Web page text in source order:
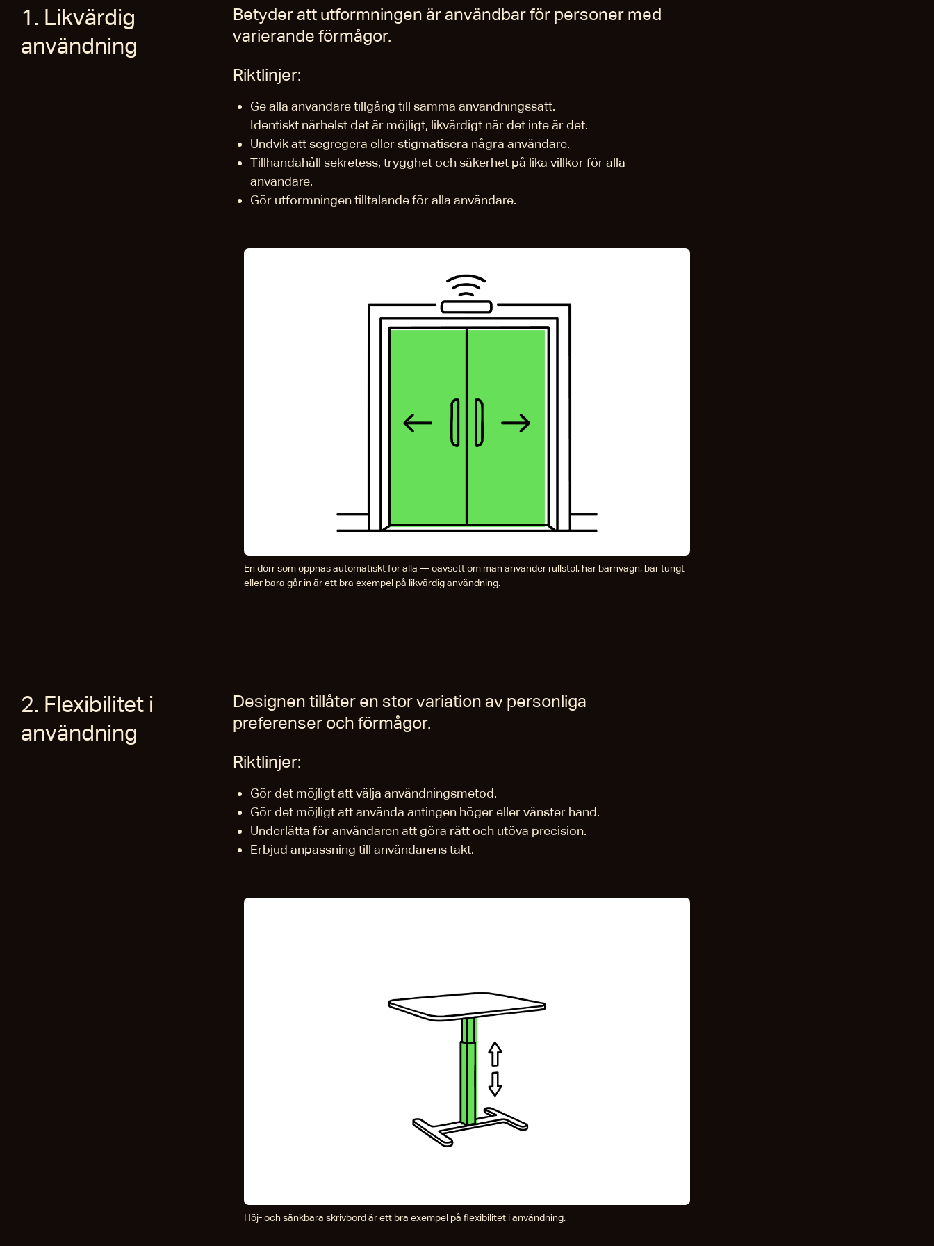
1. Likvärdig
användning
Betyder att utformningen är användbar för personer med
varierande förmågor.
Riktlinjer:
Ge alla användare tillgång till samma användningssätt.
Identiskt närhelst det är möjligt, likvärdigt när det inte är det.
Undvik att segregera eller stigmatisera några användare.
Tillhandahåll sekretess, trygghet och säkerhet på lika villkor för alla
användare.
Gör utformningen tilltalande för alla användare.
En dörr som öppnas automatiskt för alla — oavsett om man använder rullstol, har barnvagn, bär tungt
eller bara går in är ett bra exempel på likvärdig användning.
2. Flexibilitet i
användning
Designen tillåter en stor variation av personliga
preferenser och förmågor.
Riktlinjer:
Gör det möjligt att välja användningsmetod.
Gör det möjligt att använda antingen höger eller vänster hand.
Underlätta för användaren att göra rätt och utöva precision.
Erbjud anpassning till användarens takt.
Höj- och sänkbara skrivbord är ett bra exempel på flexibilitet i användning.